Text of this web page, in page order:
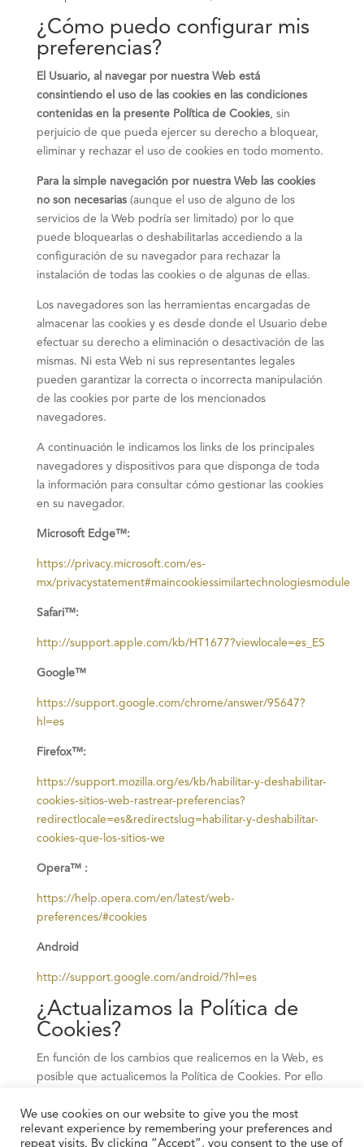
¿Cómo puedo configurar mis
preferencias?
El Usuario, al navegar por nuestra Web está
consintiendo el uso de las cookies en las condiciones
contenidas en la presente Política de Cookies, sin
perjuicio de que pueda ejercer su derecho a bloquear,
eliminar y rechazar el uso de cookies en todo momento.
Para la simple navegación por nuestra Web las cookies
no son necesarias(aunque el uso de alguno de los
servicios de la Web podría ser limitado) por lo que
puede bloquearlas o deshabilitarlas accediendo a la
configuración de su navegador para rechazar la
instalación de todas las cookies o de algunas de ellas.
Los navegadores son las herramientas encargadas de
almacenar las cookies y es desde donde el Usuario debe
efectuar su derecho a eliminación o desactivación de las
mismas. Ni esta Web ni sus representantes legales
pueden garantizar la correcta o incorrecta manipulación
de las cookies por parte de los mencionados
navegadores.
A continuación le indicamos los links de los principales
navegadores y dispositivos para que disponga de toda
la información para consultar cómo gestionar las cookies
en su navegador.
Microsoft Edge™:
https://privacy.microsoft.com/es-
mx/privacystatement#maincookiessimilartechnologiesmodule
Safari™:
http://support.apple.com/kb/HT1677?viewlocale=es_ES
Google™
https://support.google.com/chrome/answer/95647?
hl=es
Firefox™:
https://support.mozilla.org/es/kb/habilitar-y-deshabilitar-
cookies-sitios-web-rastrear-preferencias?
redirectlocale=es&redirectslug=habilitar-y-deshabilitar-
cookies-que-los-sitios-we
Opera™ :
https://help.opera.com/en/latest/web-
preferences/#cookies
Android
http://support.google.com/android/?hl=es
¿Actualizamos la Política de
Cookies?
En función de los cambios que realicemos en la Web, es
posible que actualicemos la Política de Cookies. Por ello
acceda a nuestra Web con el objetivo de estar
adecuadamente informado sobre cómo y para qué
We use cookies on our website to give you the most
relevant experience by remembering your preferences and
repeat visits. By clicking “Accept”, you consent to the use of